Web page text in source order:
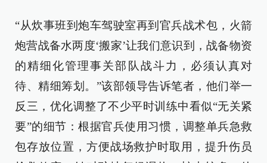
“从炊事班到炮车驾驶室再到官兵战术包，火箭
炮营战备水两度‘搬家’让我们意识到，战备物资
的精细化管理事关部队战斗力，必须认真对
待、精细筹划。”该部领导告诉笔者，他们举一
反三，优化调整了不少平时训练中看似“无关紧
要”的细节：根据官兵使用习惯，调整单兵急救
包存放位置，方便战场救护时取用，提升伤员